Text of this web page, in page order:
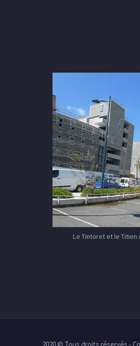
Le Tintoret et le Titien